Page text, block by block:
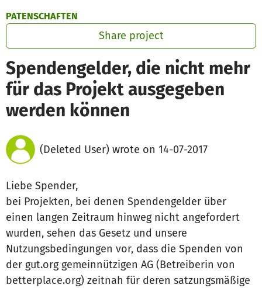
PATENSCHAFTEN
Share project
Spendengelder, die nicht mehr
für das Projekt ausgegeben
werden können
(Deleted User) wrote on 14-07-2017
Liebe Spender,
bei Projekten, bei denen Spendengelder über
einen langen Zeitraum hinweg nicht angefordert
wurden, sehen das Gesetz und unsere
Nutzungsbedingungen vor, dass die Spenden von
der gut.org gemeinnützigen AG (Betreiberin von
betterplace.org) zeitnah für deren satzungsmäßige